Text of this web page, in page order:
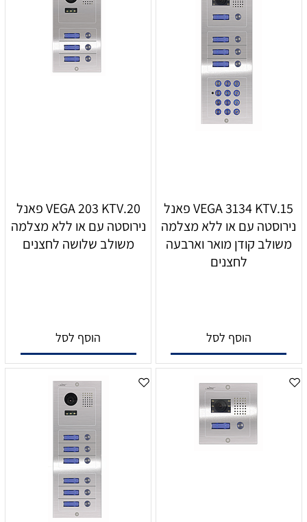
15.VEGA 3134 KTV פאנל
נירוסטה עם או ללא מצלמה
משולב קודן מואר וארבעה
לחצנים
הוסף לסל
20.VEGA 203 KTV פאנל
נירוסטה עם או ללא מצלמה
משולב שלושה לחצנים
הוסף לסל